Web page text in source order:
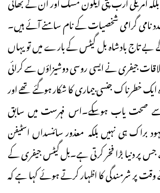
نامی گرامی شخصیات کے نام سامنے آئے ہیں۔
بے تاج بادشاہ بل گیٹس کے بارے میں تو یہاں
ملاقات جیفری نے ایسی روسی دوشیزاؤں سے کرائی
خطرناک جنسی بیماری کا شکار ہوگئے تھے اور
سے صحت یاب ہوسکے۔اس فہرست میں سابق
براک ہی نہیں بلکہ معذور سائنسداں اسٹیفن
پر دنیا بڑا فخر کرتی ہے۔بل گیٹس جیفری کے
پر شرمندگی کا اظہار کرتے ہوئے کہا ہے کہ